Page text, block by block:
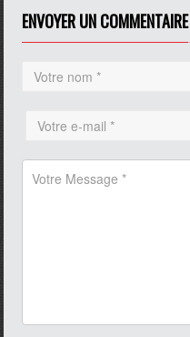
ENVOYER UN COMMENTAIRE